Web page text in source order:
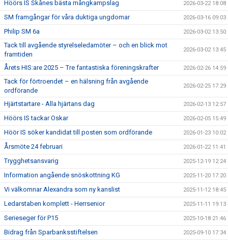
Höörs IS Skånes bästa mångkampslag 2026-03-22 18:08
SM framgångar för våra duktiga ungdomar 2026-03-16 09:03
Philip SM 6a 2026-03-02 13:50
Tack till avgående styrelseledamöter – och en blick mot
framtiden
2026-03-02 13:45
Årets HIS:are 2025 – Tre fantastiska föreningskrafter 2026-02-26 14:59
Tack för förtroendet – en hälsning från avgående
ordförande
2026-02-25 17:29
Hjärtstartare - Alla hjärtans dag 2026-02-13 12:57
Höörs IS tackar Oskar 2026-02-05 15:49
Höör IS söker kandidat till posten som ordförande 2026-01-23 10:02
Årsmöte 24 februari 2026-01-22 11:41
Trygghetsansvarig 2025-12-19 12:24
Information angående snöskottning KG 2025-11-20 17:20
Vi välkomnar Alexandra som ny kanslist 2025-11-12 18:45
Ledarstaben komplett - Herrsenior 2025-11-11 19:13
Serieseger för P15 2025-10-18 21:46
Bidrag från Sparbanksstiftelsen 2025-09-10 17:34